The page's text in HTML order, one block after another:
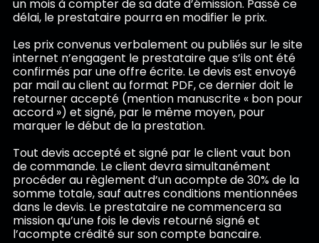
un mois à compter de sa date d’émission. Passé ce
délai, le prestataire pourra en modifier le prix.
Les prix convenus verbalement ou publiés sur le site
internet n’engagent le prestataire que s’ils ont été
confirmés par une offre écrite. Le devis est envoyé
par mail au client au format PDF, ce dernier doit le
retourner accepté (mention manuscrite « bon pour
accord ») et signé, par le même moyen, pour
marquer le début de la prestation.
Tout devis accepté et signé par le client vaut bon
de commande. Le client devra simultanément
procéder au règlement d’un acompte de 30% de la
somme totale, sauf autres conditions mentionnées
dans le devis. Le prestataire ne commencera sa
mission qu’une fois le devis retourné signé et
l’acompte crédité sur son compte bancaire.